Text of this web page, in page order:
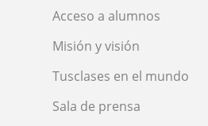
Acceso a alumnos
Misión y visión
Tusclases en el mundo
Sala de prensa